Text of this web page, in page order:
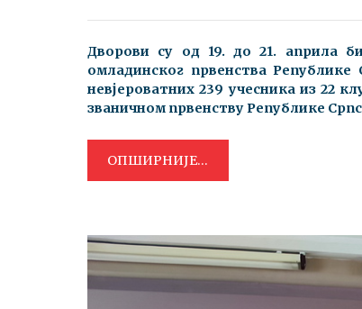
Дворови су од 19. до 21. априла
омладинског првенства
невјероватних 239 учесника из 22
званичном првенству Републике
ОПШИРНИЈЕ...